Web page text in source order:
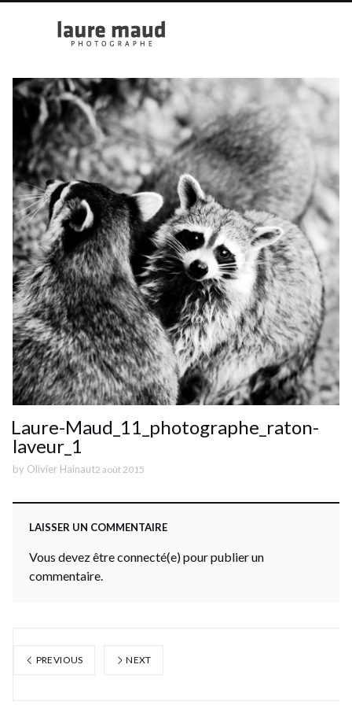
Laure-Maud_11_photographe_raton-
laveur_1
by Olivier Hainaut2 août 2015
LAISSER UN COMMENTAIRE
Vous devez être connecté(e) pour publier un
commentaire.
PREVIOUS NEXT